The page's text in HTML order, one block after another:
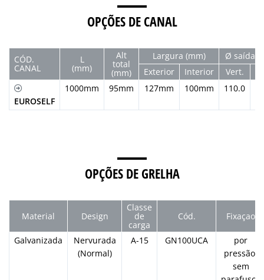
OPÇÕES DE CANAL
CÓD.
CANAL
L
(mm)
Alt
total
(mm)
Largura (mm)
Ø saída
Exterior
Interior Vert.
EUROSELF
1000mm 95mm 127mm 100mm 110.0
OPÇÕES DE GRELHA
Material Design
Classe
de
carga
Cód. Fixaçao
Galvanizada
Nervurada
(Normal)
A-15 GN100UCA
por
pressão,
sem